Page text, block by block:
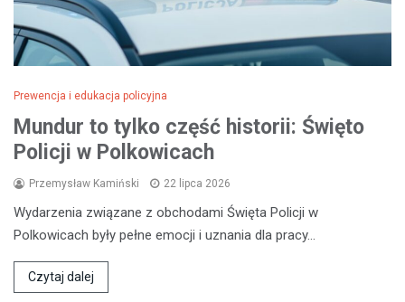
Prewencja i edukacja policyjna
Mundur to tylko część historii: Święto
Policji w Polkowicach
Przemysław Kamiński 22 lipca 2026
Wydarzenia związane z obchodami Święta Policji w
Polkowicach były pełne emocji i uznania dla pracy…
Czytaj dalej